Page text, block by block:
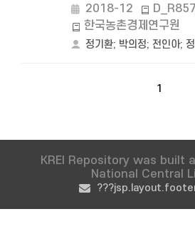
2018-12
한국농촌경제연구원
정기환; 박의정; 전인아;
1
KREI Repository was built
National Central